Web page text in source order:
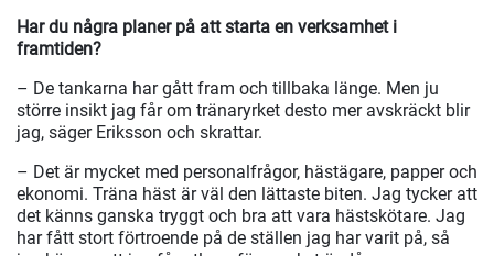
Har du några planer på att starta en verksamhet i
framtiden?
– De tankarna har gått fram och tillbaka länge. Men ju
större insikt jag får om tränaryrket desto mer avskräckt blir
jag, säger Eriksson och skrattar.
– Det är mycket med personalfrågor, hästägare, papper och
ekonomi. Träna häst är väl den lättaste biten. Jag tycker att
det känns ganska tryggt och bra att vara hästskötare. Jag
har fått stort förtroende på de ställen jag har varit på, så